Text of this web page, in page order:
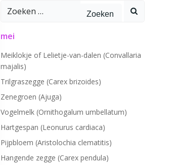
Zoeken
mei
Meiklokje of Lelietje-van-dalen (Convallaria
majalis)
Trilgraszegge (Carex brizoides)
Zenegroen (Ajuga)
Vogelmelk (Ornithogalum umbellatum)
Hartgespan (Leonurus cardiaca)
Pijpbloem (Aristolochia clematitis)
Hangende zegge (Carex pendula)